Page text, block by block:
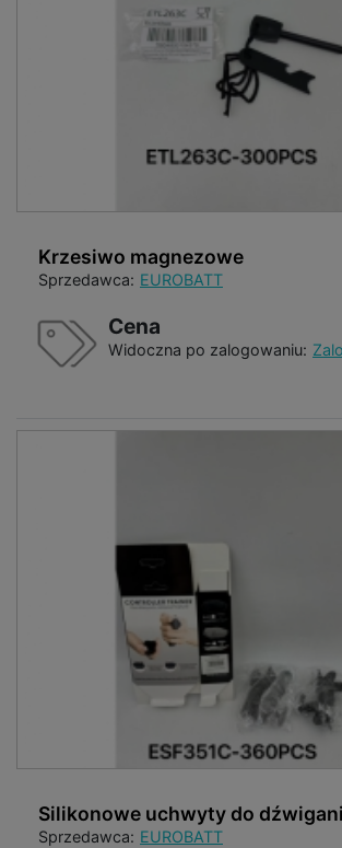
Krzesiwo magnezowe
Sprzedawca: EUROBATT
Cena
Widoczna po zalogowaniu:
Silikonowe uchwyty do
Sprzedawca: EUROBATT